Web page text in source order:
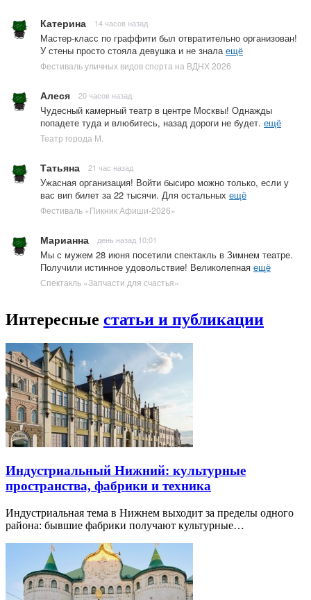
Катерина 14 часов назад
Мастер-класс по граффити был отвратительно организован!
У стены просто стояла девушка и не знала ещё
Фестиваль уличных видов спорта на ВДНХ 2026
Алеся 20 часов назад
Чудесный камерный театр в центре Москвы! Однажды
попадете туда и влюбитесь, назад дороги не будет. ещё
Театр города М.
Татьяна 21 час назад
Ужасная организация! Войти бысиро можно только, если у
вас вип билет за 22 тысячи. Для остальных ещё
Фестиваль «Пикник Афиши-2026»
Марианна день назад 10:01
Мы с мужем 28 июня посетили спектакль в Зимнем театре.
Получили истинное удовольствие! Великолепная ещё
Спектакль «Запчасти для счастья»
Интересные статьи и публикации
Индустриальный Нижний: культурные
пространства, фабрики и техника
Индустриальная тема в Нижнем выходит за пределы одного
района: бывшие фабрики получают культурные…